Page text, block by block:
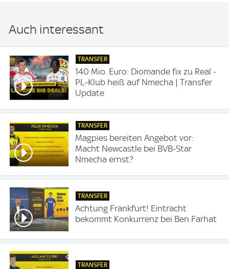
Auch interessant
TRANSFER
140 Mio. Euro: Diomande fix zu Real -
PL-Klub heiß auf Nmecha | Transfer
Update
TRANSFER
Magpies bereiten Angebot vor:
Macht Newcastle bei BVB-Star
Nmecha ernst?
TRANSFER
Achtung Frankfurt! Eintracht
bekommt Konkurrenz bei Ben Farhat
TRANSFER